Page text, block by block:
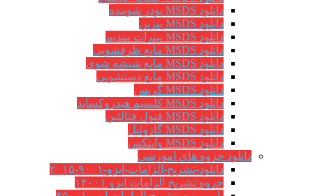
دانلود MSDS پودر شوینده
دانلود MSDS بنزین
دانلود MSDS نیترات سدیم
دانلود MSDS مایع ظرفشویی
دانلود MSDS مایع شیشه شوی
دانلود MSDS مایع دستشویی
دانلود MSDS گریس
دانلود MSDS کلسیم هیدروکساید
دانلود MSDS فنول فتالئین
دانلود MSDS گازوئیل
دانلود MSDS وایتکس
دانلود جزوه های آموزشی
دانلود-تشریح-الزامات-ایزو-۹۰۰۱-۲۰۱۵
جزوه تشریح الزامات ایزو ۱۴۰۰۱